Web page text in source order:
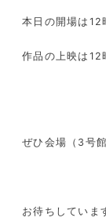
本日の開場は12
作品の上映は12
ぜひ会場（3号
お待ちしていま